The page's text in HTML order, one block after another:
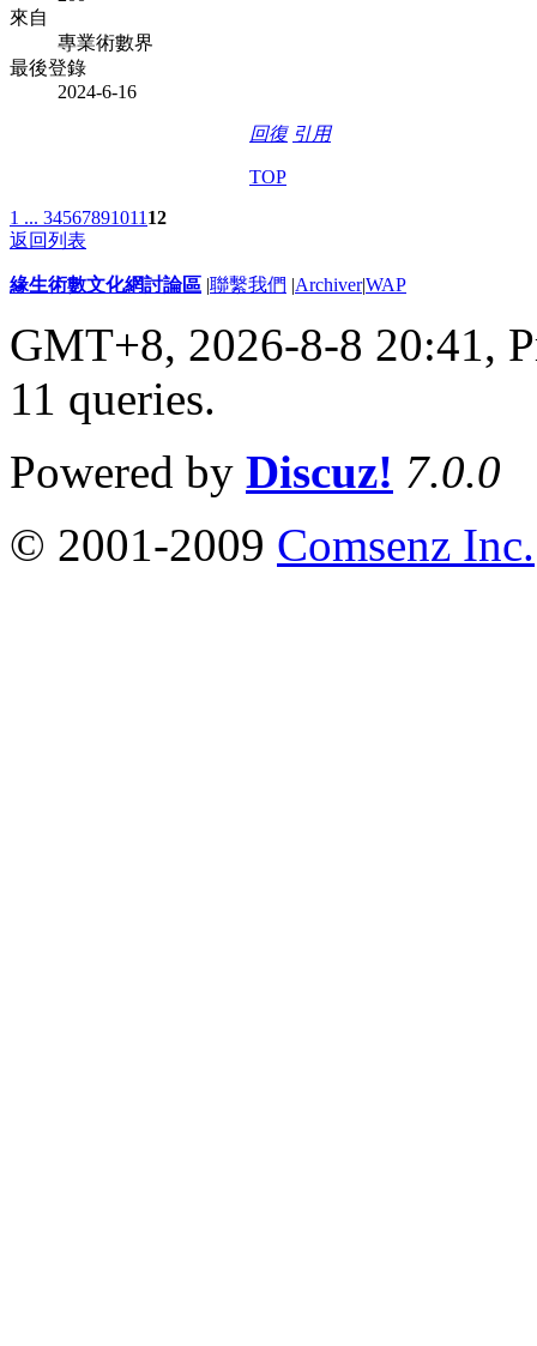
來自
專業術數界
最後登錄
2024-6-16
回復 引用
TOP
1 ... 34567891011 12
返回列表
緣生術數文化網討論區 |聯繫我們 |Archiver|WAP
GMT+8, 2026-8-8 20:41,
11 queries.
Powered by Discuz! 7.0.0
© 2001-2009 Comsenz Inc.